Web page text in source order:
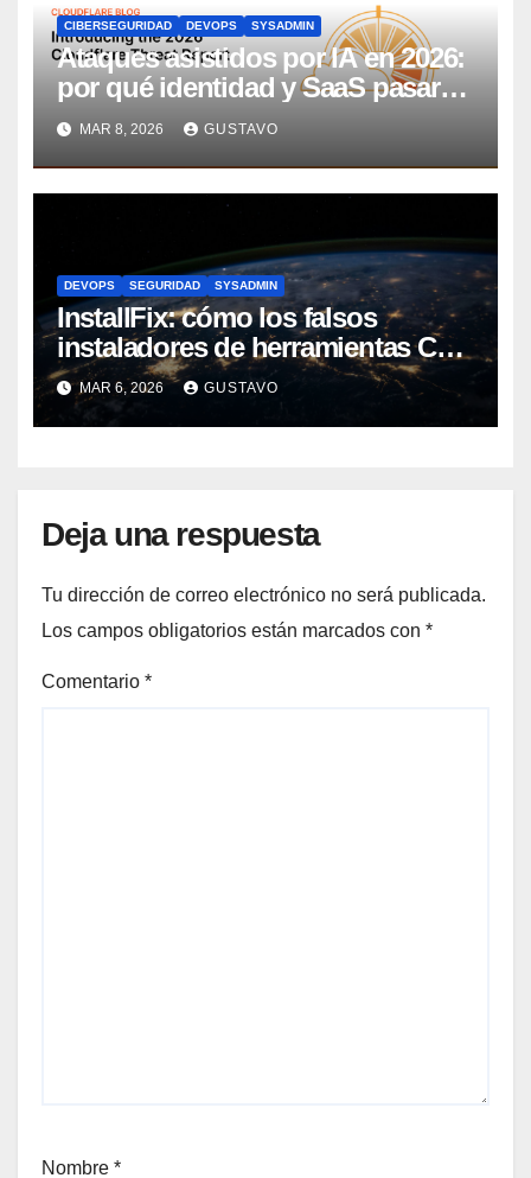
CIBERSEGURIDAD DEVOPS SYSADMIN
Ataques asistidos por IA en 2026:
por qué identidad y SaaS pasaron
al centro del riesgo
MAR 8, 2026 GUSTAVO
DEVOPS SEGURIDAD SYSADMIN
InstallFix: cómo los falsos
instaladores de herramientas CLI
están comprometiendo equipos
DevOps
MAR 6, 2026 GUSTAVO
Deja una respuesta
Tu dirección de correo electrónico no será publicada.
Los campos obligatorios están marcados con *
Comentario *
Nombre *